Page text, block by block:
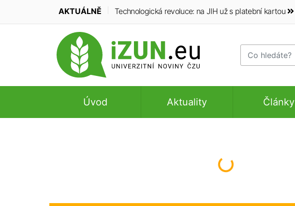
AKTUÁLNĚ Technologická revoluce: na JIH už s platební kartou
Úvod Aktuality Články
Načítám...